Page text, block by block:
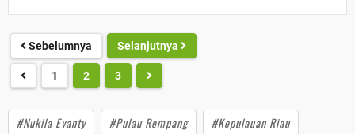
Sebelumnya Selanjutnya
1 2 3
#Nukila Evanty #Pulau Rempang
#Kepulauan Riau